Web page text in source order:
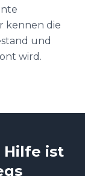
kennen die
und
wird.
Hilfe ist